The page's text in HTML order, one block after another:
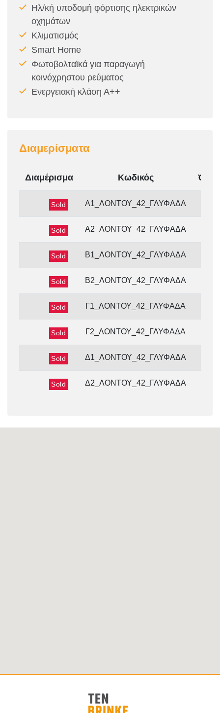
Ηλ/κή υποδομή φόρτισης ηλεκτρικών
οχημάτων
Κλιματισμός
Smart Home
Φωτοβολταϊκά για παραγωγή
κοινόχρηστου ρεύματος
Ενεργειακή κλάση Α++
Διαμερίσματα
Διαμέρισμα Κωδικός
Sold Α1_ΛΟΝΤΟΥ_42_ΓΛΥΦΑΔΑ
Sold Α2_ΛΟΝΤΟΥ_42_ΓΛΥΦΑΔΑ
Sold Β1_ΛΟΝΤΟΥ_42_ΓΛΥΦΑΔΑ
Sold Β2_ΛΟΝΤΟΥ_42_ΓΛΥΦΑΔΑ
Sold Γ1_ΛΟΝΤΟΥ_42_ΓΛΥΦΑΔΑ
Sold Γ2_ΛΟΝΤΟΥ_42_ΓΛΥΦΑΔΑ
Sold Δ1_ΛΟΝΤΟΥ_42_ΓΛΥΦΑΔΑ
Sold Δ2_ΛΟΝΤΟΥ_42_ΓΛΥΦΑΔΑ